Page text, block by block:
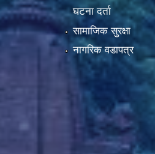
घटना दर्ता
सामाजिक सुरक्षा
नागरिक वडापत्र